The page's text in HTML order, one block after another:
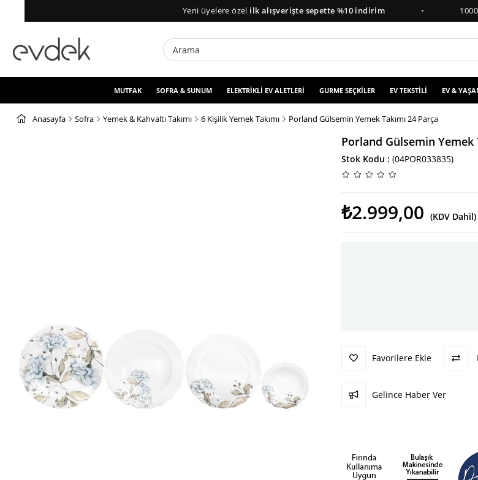
Yeni üyelere özelilk alışverişte sepette %10 indirim 1000₺ ve
MUTFAK SOFRA & SUNUM ELEKTRİKLİ EV ALETLERİ GURME SEÇKİLER EV TEKSTİLİ EV &
Anasayfa Sofra Yemek & Kahvaltı Takımı 6 Kişilik Yemek Takımı Porland Gülsemin Yemek Takımı 24 Parça
Porland Gülsemin Yemek
Stok Kodu (04POR033835)
₺2.999,00 (KDV Dahil)
Favorilere Ekle
Gelince Haber Ver